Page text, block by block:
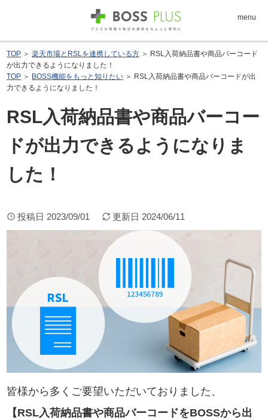
menu
TOP ＞楽天市場とRSLを連携している方 ＞ RSL入荷納品書や商品バーコード
が出力できるようになりました！
TOP ＞ BOSS機能をもっと知りたい ＞ RSL入荷納品書や商品バーコードが出
力できるようになりました！
RSL入荷納品書や商品バーコー
ドが出力できるようになりま
した！
投稿日 2023/09/01 更新日 2024/06/11
皆様から多くご要望いただいておりました、
【RSL入荷納品書や商品バーコードをBOSSから出